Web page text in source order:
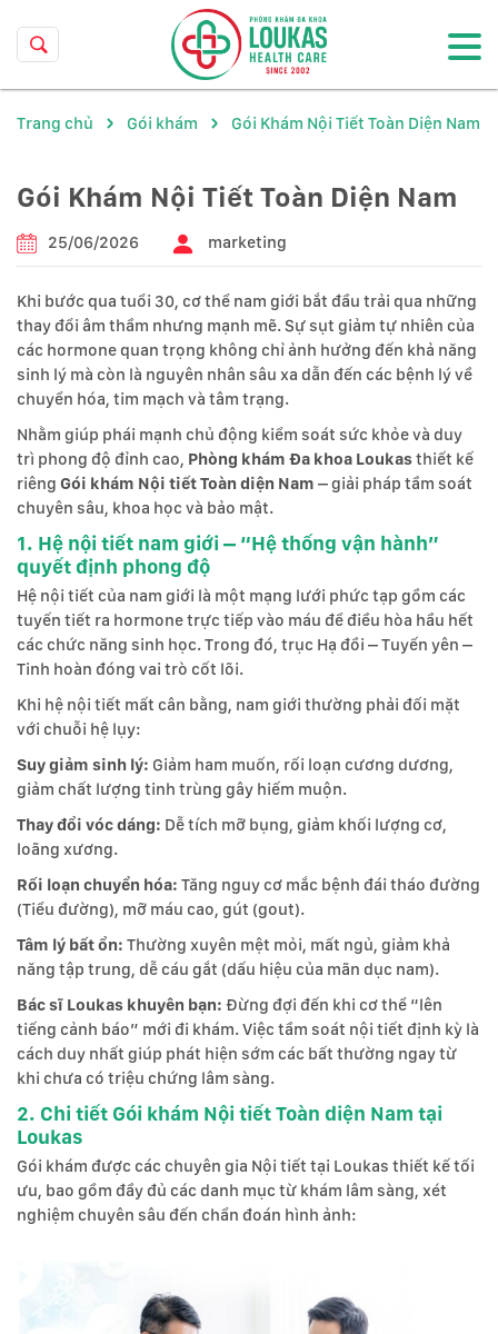
Trang chủ Gói khám Gói Khám Nội Tiết Toàn Diện Nam
Gói Khám Nội Tiết Toàn Diện Nam
25/06/2026 marketing
Khi bước qua tuổi 30, cơ thể nam giới bắt đầu trải qua những
thay đổi âm thầm nhưng mạnh mẽ. Sự sụt giảm tự nhiên của
các hormone quan trọng không chỉ ảnh hưởng đến khả năng
sinh lý mà còn là nguyên nhân sâu xa dẫn đến các bệnh lý về
chuyển hóa, tim mạch và tâm trạng.
Nhằm giúp phái mạnh chủ động kiểm soát sức khỏe và duy
trì phong độ đỉnh cao, Phòng khám Đa khoa Loukasthiết kế
riêng Gói khám Nội tiết Toàn diện Nam – giải pháp tầm soát
chuyên sâu, khoa học và bảo mật.
1. Hệ nội tiết nam giới – “Hệ thống vận hành”
quyết định phong độ
Hệ nội tiết của nam giới là một mạng lưới phức tạp gồm các
tuyến tiết ra hormone trực tiếp vào máu để điều hòa hầu hết
các chức năng sinh học. Trong đó, trục Hạ đồi – Tuyến yên –
Tinh hoàn đóng vai trò cốt lõi.
Khi hệ nội tiết mất cân bằng, nam giới thường phải đối mặt
với chuỗi hệ lụy:
Suy giảm sinh lý: Giảm ham muốn, rối loạn cương dương,
giảm chất lượng tinh trùng gây hiếm muộn.
Thay đổi vóc dáng: Dễ tích mỡ bụng, giảm khối lượng cơ,
loãng xương.
Rối loạn chuyển hóa: Tăng nguy cơ mắc bệnh đái tháo đường
(Tiểu đường), mỡ máu cao, gút (gout).
Tâm lý bất ổn: Thường xuyên mệt mỏi, mất ngủ, giảm khả
năng tập trung, dễ cáu gắt (dấu hiệu của mãn dục nam).
Bác sĩ Loukas khuyên bạn: Đừng đợi đến khi cơ thể “lên
tiếng cảnh báo” mới đi khám. Việc tầm soát nội tiết định kỳ là
cách duy nhất giúp phát hiện sớm các bất thường ngay từ
khi chưa có triệu chứng lâm sàng.
2. Chi tiết Gói khám Nội tiết Toàn diện Nam tại
Loukas
Gói khám được các chuyên gia Nội tiết tại Loukas thiết kế tối
ưu, bao gồm đầy đủ các danh mục từ khám lâm sàng, xét
nghiệm chuyên sâu đến chẩn đoán hình ảnh: